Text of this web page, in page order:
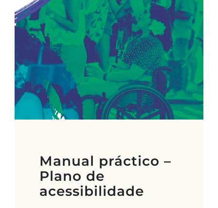
Manual práctico –
Plano de
acessibilidade